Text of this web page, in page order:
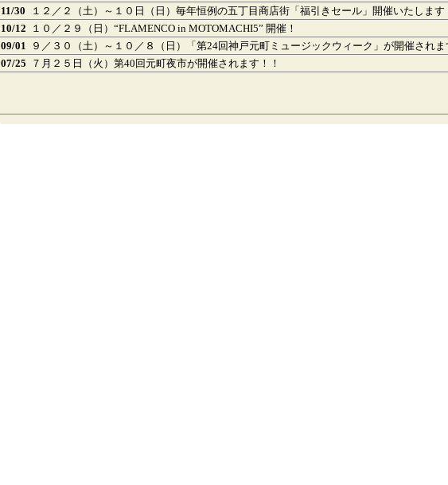
11/30
１２／２（土）～１０日（日）毎年恒例の五丁目商店街「福引きセール」開催いたします
10/12
１０／２９（日）“FLAMENCO in MOTOMACHI5” 開催！
09/01
９／３０（土）～１０／８（日）「第24回神戸元町ミュージックウィーク」が開催されま
07/25
７月２５日（火）第40回元町夜市が開催されます！！